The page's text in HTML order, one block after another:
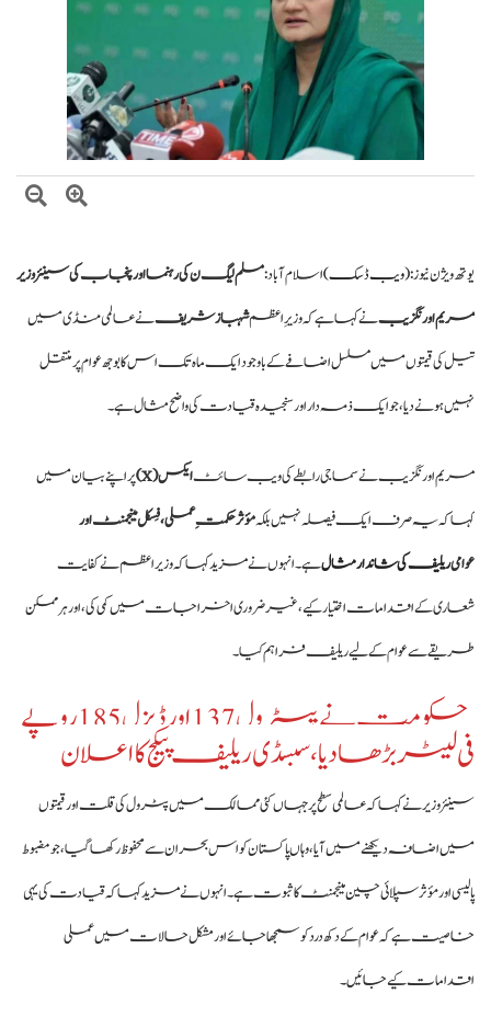
عالمی منڈی میں تیل سستا، پاکستان میں پیٹرول مہنگا کیوں؟
یوتھ ویژن نیوز :(ویب ڈسک )اسلام آباد:مسلم لیگ ن کی رہنما اور پنجاب کی سینئر وزیر
مریم اورنگزیبنے کہا ہے کہ وزیرِ اعظمشہباز شریفنے عالمی منڈی میں
تیل کی قیمتوں میں مسلسل اضافے کے باوجود ایک ماہ تک اس کا بوجھ عوام پر منتقل
نہیں ہونے دیا، جو ایک ذمہ دار اور سنجیدہ قیادت کی واضح مثال ہے۔
مریم اورنگزیب نے سماجی رابطے کی ویب سائٹایکس (X)
پر اپنے بیان میں
کہا کہ یہ صرف ایک فیصلہ نہیں بلکہمؤثر حکمتِ عملی، فِسکل مینجمنٹ اور
عوامیریلیف کی شاندار مثالہے۔ انہوں نے مزید کہا کہ وزیراعظم نے کفایت
شعاری کے اقدامات اختیار کیے، غیر ضروری اخراجات میں کمی کی، اور ہر ممکن
طریقے سے عوام کے لیے ریلیف فراہم کیا۔
حکومت نے پیٹرول 137 اور ڈیزل 185 روپے
فی لیٹر بڑھا دیا، سبسڈی ریلیف پیکج کا اعلان
سینئر وزیر نے کہا کہ عالمی سطح پر جہاں کئی ممالک میں پٹرول کی قلت اور قیمتوں
میں اضافہ دیکھنے میں آیا، وہاں پاکستان کو اس بحران سے محفوظ رکھا گیا، جو مضبوط
پالیسی اور مؤثر سپلائی چین مینجمنٹ کا ثبوت ہے۔ انہوں نے مزید کہا کہ قیادت کی یہی
خاصیت ہے کہ عوام کے دکھ درد کو سمجھا جائے اور مشکل حالات میں عملی
اقدامات کیے جائیں۔